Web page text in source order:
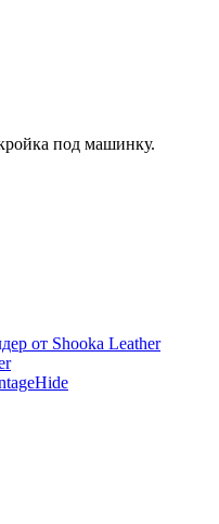
под машинку.
от Shooka Leather